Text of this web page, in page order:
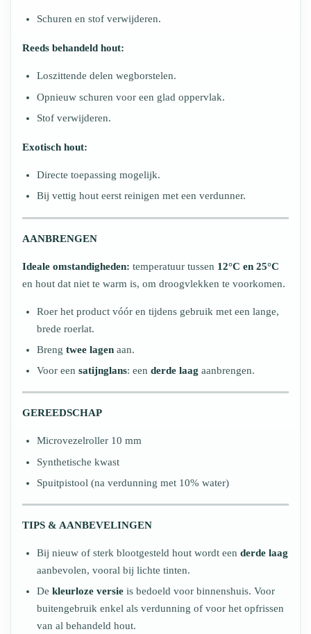
Schuren en stof verwijderen.
Reeds behandeld hout:
Loszittende delen wegborstelen.
Opnieuw schuren voor een glad oppervlak.
Stof verwijderen.
Exotisch hout:
Directe toepassing mogelijk.
Bij vettig hout eerst reinigen met een verdunner.
AANBRENGEN
Ideale omstandigheden: temperatuur tussen 12°C en 25°C
en hout dat niet te warm is, om droogvlekken te voorkomen.
Roer het product vóór en tijdens gebruik met een lange,
brede roerlat.
Breng twee lagenaan.
Voor een satijnglans: een derde laag aanbrengen.
GEREEDSCHAP
Microvezelroller 10 mm
Synthetische kwast
Spuitpistool (na verdunning met 10% water)
TIPS & AANBEVELINGEN
Bij nieuw of sterk blootgesteld hout wordt een derde laag
aanbevolen, vooral bij lichte tinten.
De kleurloze versieis bedoeld voor binnenshuis. Voor
buitengebruik enkel als verdunning of voor het opfrissen
van al behandeld hout.